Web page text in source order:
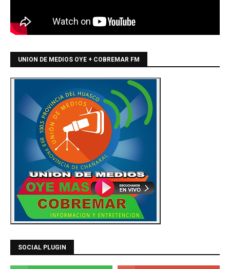
UNION DE MEDIOS OYE + COBREMAR FM
SOCIAL PLUGIN